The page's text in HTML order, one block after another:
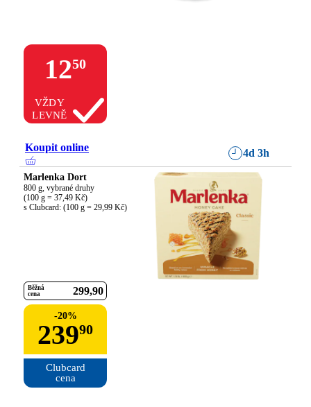
1250
VŽDY
LEVNĚ
Koupit online 4d 3h
Marlenka Dort
800 g, vybrané druhy
(100 g = 37,49 Kč)
s Clubcard: (100 g = 29,99 Kč)
Běžná
cena
299 90
-20%
23990
Clubcard
cena